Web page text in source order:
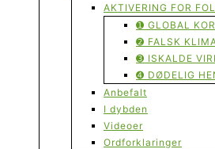
AKTIVERING FOR
➊ GLOBAL
➋ FALSK
➌ ISKALDE
➍ DØDELIG
Anbefalt
I dybden
Videoer
Ordforklaringer